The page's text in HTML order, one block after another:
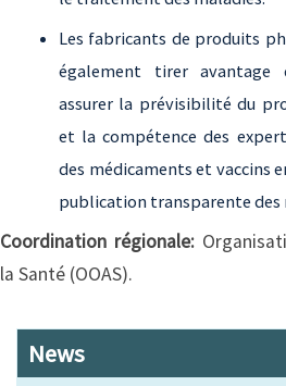
Les fabricants de produits
également tirer
assurer la prévisibilité du
et la compétence des
des médicaments et vaccins
publication transparente des
Coordination régionale:
la Santé (OOAS).
News